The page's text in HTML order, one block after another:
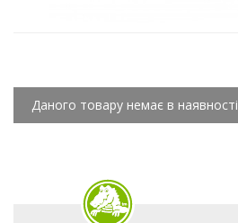
Даного товару немає в наявності